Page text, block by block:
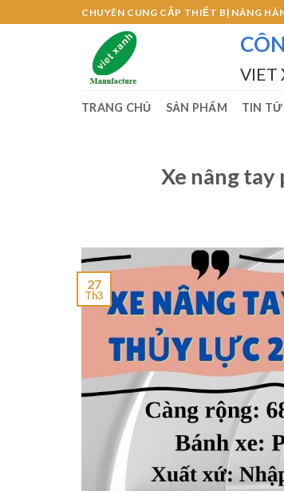
to
CHUYÊN CUNG CẤP THIẾT BỊ NÂNG
VIET
TRANG CHỦ SẢN PHẨM TIN
Xe nâng tay
27
Th3